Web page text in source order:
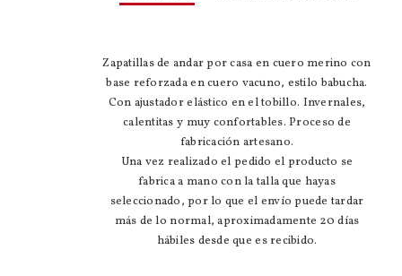
Zapatillas de andar por casa en cuero merino con
base reforzada en cuero vacuno, estilo babucha.
Con ajustador elástico en el tobillo. Invernales,
calentitas y muy confortables. Proceso de
fabricación artesano.
Una vez realizado el pedido el producto se
fabrica a mano con la talla que hayas
seleccionado, por lo que el envío puede tardar
más de lo normal, aproximadamente 20 días
hábiles desde que es recibido.